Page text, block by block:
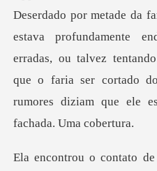
a
estava profundamente
erradas, ou talvez